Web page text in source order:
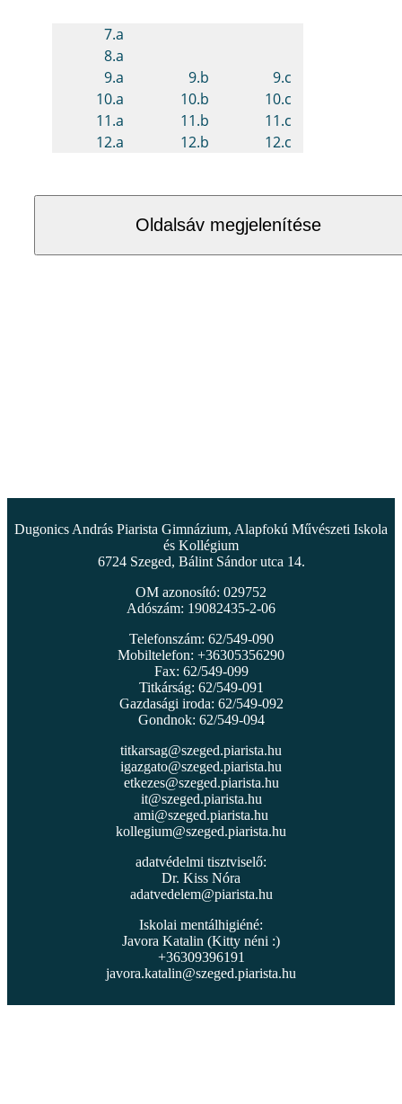
Oldalsáv megjelenítése
Dugonics András Piarista Gimnázium, Alapfokú Művészeti Iskola
és Kollégium
6724 Szeged, Bálint Sándor utca 14.
OM azonosító: 029752
Adószám: 19082435-2-06
Telefonszám: 62/549-090
Mobiltelefon: +36305356290
Fax: 62/549-099
Titkárság: 62/549-091
Gazdasági iroda: 62/549-092
Gondnok: 62/549-094
titkarsag@szeged.piarista.hu
igazgato@szeged.piarista.hu
etkezes@szeged.piarista.hu
it@szeged.piarista.hu
ami@szeged.piarista.hu
kollegium@szeged.piarista.hu
adatvédelmi tisztviselő:
Dr. Kiss Nóra
adatvedelem@piarista.hu
Iskolai mentálhigiéné:
Javora Katalin (Kitty néni :)
+36309396191
javora.katalin@szeged.piarista.hu